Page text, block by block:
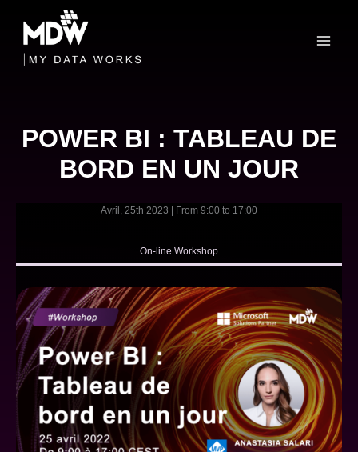
content
POWER BI : TABLEAU DE
BORD EN UN JOUR
Avril, 25th 2023 | From 9:00 to 17:00
On-line Workshop